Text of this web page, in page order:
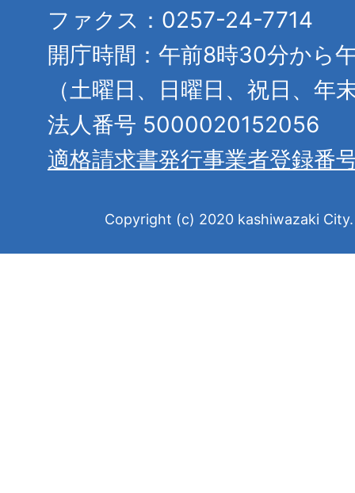
ファクス：0257-24-7714
開庁時間：午前8時30分から
（土曜日、日曜日、祝日、年
法人番号 5000020152056
適格請求書発行事業者登録番
Copyright (c) 2020 kashiwazaki